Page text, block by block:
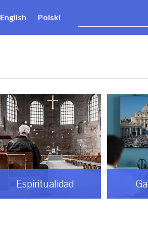
English Polski
Espiritualidad